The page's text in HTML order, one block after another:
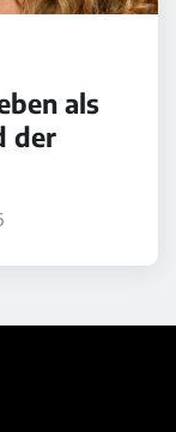
als
der